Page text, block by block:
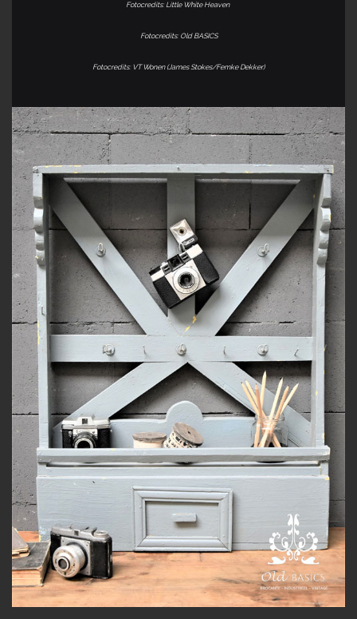
Fotocredits: Little White Heaven
Fotocredits: Old BASICS
Fotocredits: VT Wonen (James Stokes/Femke Dekker)